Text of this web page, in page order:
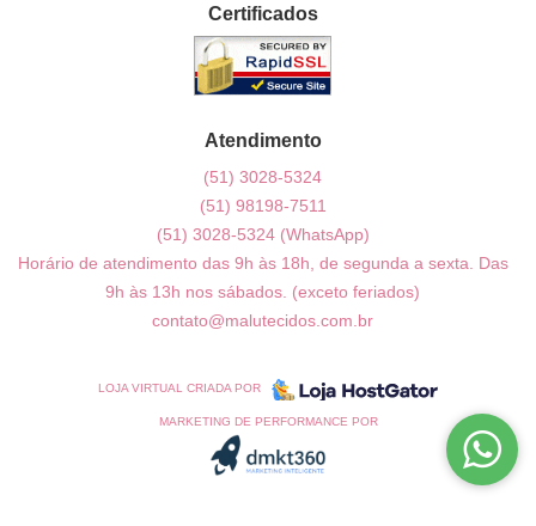
Certificados
Atendimento
(51) 3028-5324
(51) 98198-7511
(51) 3028-5324 (WhatsApp)
Horário de atendimento das 9h às 18h, de segunda a sexta. Das
9h às 13h nos sábados. (exceto feriados)
contato@malutecidos.com.br
LOJA VIRTUAL CRIADA POR
MARKETING DE PERFORMANCE POR